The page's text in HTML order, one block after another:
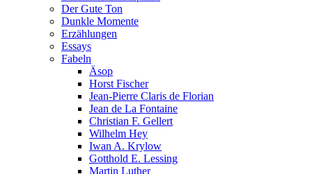
Der Gute Ton
Dunkle Momente
Erzählungen
Essays
Fabeln
Äsop
Horst Fischer
Jean-Pierre Claris de Florian
Jean de La Fontaine
Christian F. Gellert
Wilhelm Hey
Iwan A. Krylow
Gotthold E. Lessing
Martin Luther